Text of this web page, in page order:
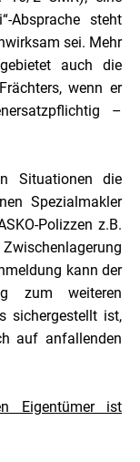
Absprache steht
sei. Mehr
auch die
wenn er
–
Situationen die
Spezialmakler
Polizzen z.B.
kann der
zum weiteren
sichergestellt ist,
auf anfallenden
Eigentümer ist